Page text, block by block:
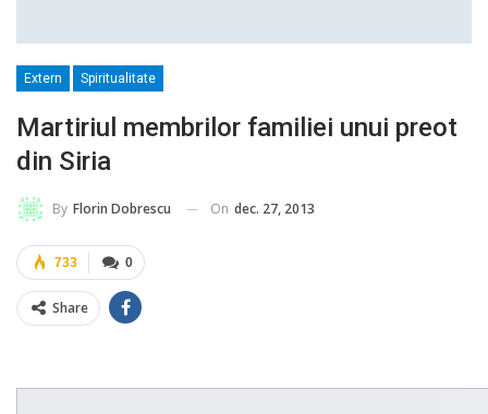
Extern Spiritualitate
Martiriul membrilor familiei unui preot
din Siria
By Florin Dobrescu On dec. 27, 2013
0
733
Share